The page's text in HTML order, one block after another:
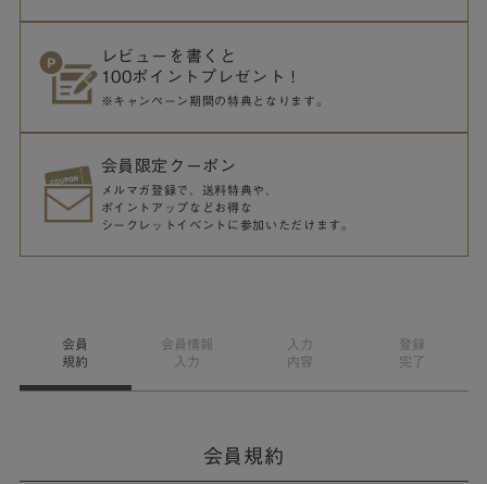
レビューを書くと
100ポイントプレゼント！
※キャンペーン期間の特典となります。
会員限定クーポン
メルマガ登録で、送料特典や、
ポイントアップなどお得な
シークレットイベントに参加いただけます。
会員
規約
会員情報
入力
入力
内容
登録
完了
会員規約